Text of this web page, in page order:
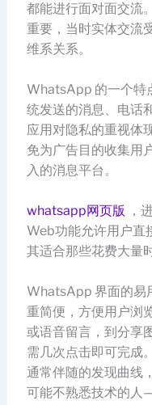
都能进行面对面交流
重要，当时实体交流
维系关系。
WhatsApp 的一个特
统发送的消息、电话
应用对隐私的重视体
免为广告目的收集用
入的消息平台。
whatsapp网页版 ，
Web功能允许用户直
其适合那些花费大量
WhatsApp 界面的易
重简便，方便用户浏
或语音留言，到分享
需几次点击即可完成
通常伴随的发现曲线
可能不熟悉技术的人